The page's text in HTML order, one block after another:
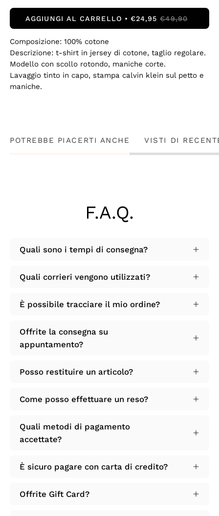
AGGIUNGI AL CARRELLO €24,95 €49,90
Composizione: 100% cotone
Descrizione: t-shirt in jersey di cotone, taglio regolare.
Modello con scollo rotondo, maniche corte.
Lavaggio tinto in capo, stampa calvin klein sul petto e
maniche.
POTREBBE PIACERTI ANCHE VISTI DI
F.A.Q.
Quali sono i tempi di consegna?
Quali corrieri vengono utilizzati?
È possibile tracciare il mio ordine?
Offrite la consegna su
appuntamento?
Posso restituire un articolo?
Come posso effettuare un reso?
Quali metodi di pagamento
accettate?
È sicuro pagare con carta di credito?
Offrite Gift Card?